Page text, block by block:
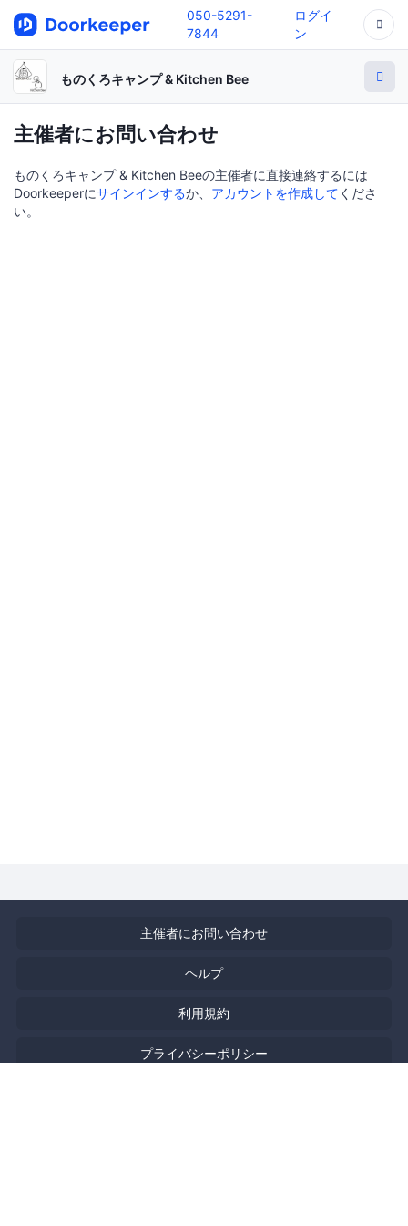
050-5291-
7844
ログイ
ン
ものくろキャンプ & Kitchen Bee
主催者にお問い合わせ
ものくろキャンプ & Kitchen Beeの主催者に直接連絡するには
Doorkeeperにサインインするか、 アカウントを作成して くださ
い。
主催者にお問い合わせ
ヘルプ
利用規約
プライバシーポリシー